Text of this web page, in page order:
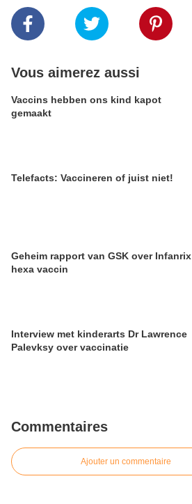
Vous aimerez aussi
Vaccins hebben ons kind kapot
gemaakt
Telefacts: Vaccineren of juist niet!
Geheim rapport van GSK over Infanrix
hexa vaccin
Interview met kinderarts Dr Lawrence
Palevksy over vaccinatie
Commentaires
Ajouter un commentaire